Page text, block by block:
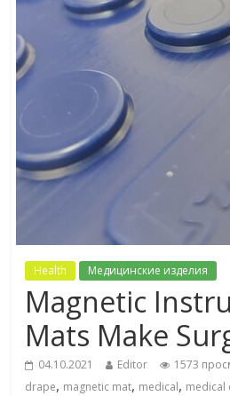
Health Медицинские изделия
Magnetic
Mats Make
04.10.2021 Editor 1573
drape, magnetic mat, medical, medical